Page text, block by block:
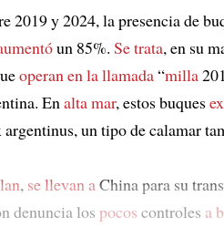
2019 y 2024, la presencia de
un 85%. Se trata, en su
operan en la llamada“milla
Enalta mar, estos buques
un tipo de calamar
, se llevan aChina para su
denuncia los pocos controles a